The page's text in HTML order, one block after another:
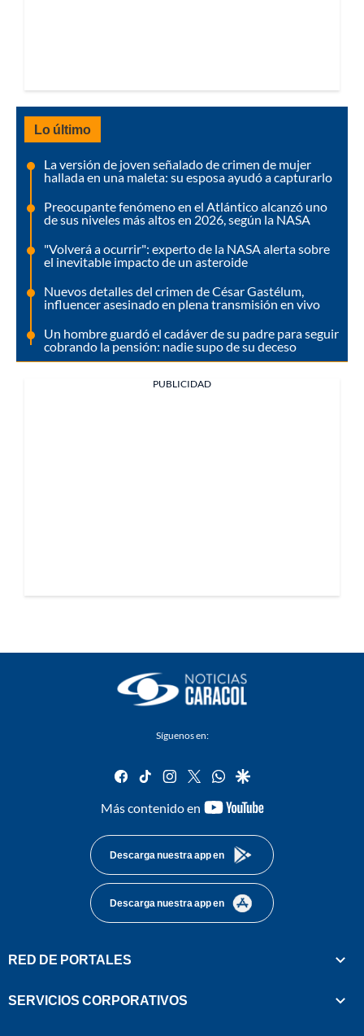
Lo último
La versión de joven señalado de crimen de mujer
hallada en una maleta: su esposa ayudó a capturarlo
Preocupante fenómeno en el Atlántico alcanzó uno
de sus niveles más altos en 2026, según la NASA
"Volverá a ocurrir": experto de la NASA alerta sobre
el inevitable impacto de un asteroide
Nuevos detalles del crimen de César Gastélum,
influencer asesinado en plena transmisión en vivo
Un hombre guardó el cadáver de su padre para seguir
cobrando la pensión: nadie supo de su deceso
PUBLICIDAD
Síguenos en:
facebook
tiktok instagram
twitterwhatsapp
google
Más contenido en
youtube-
Descarga nuestra app en
Descarga nuestra app en
RED DE PORTALES
SERVICIOS CORPORATIVOS